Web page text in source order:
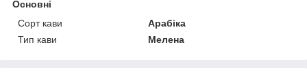
Основні
Сорт кави
Арабіка
Тип кави
Мелена